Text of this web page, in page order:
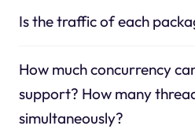
Is the traffic of each
How much concurrency
support? How many
simultaneously?